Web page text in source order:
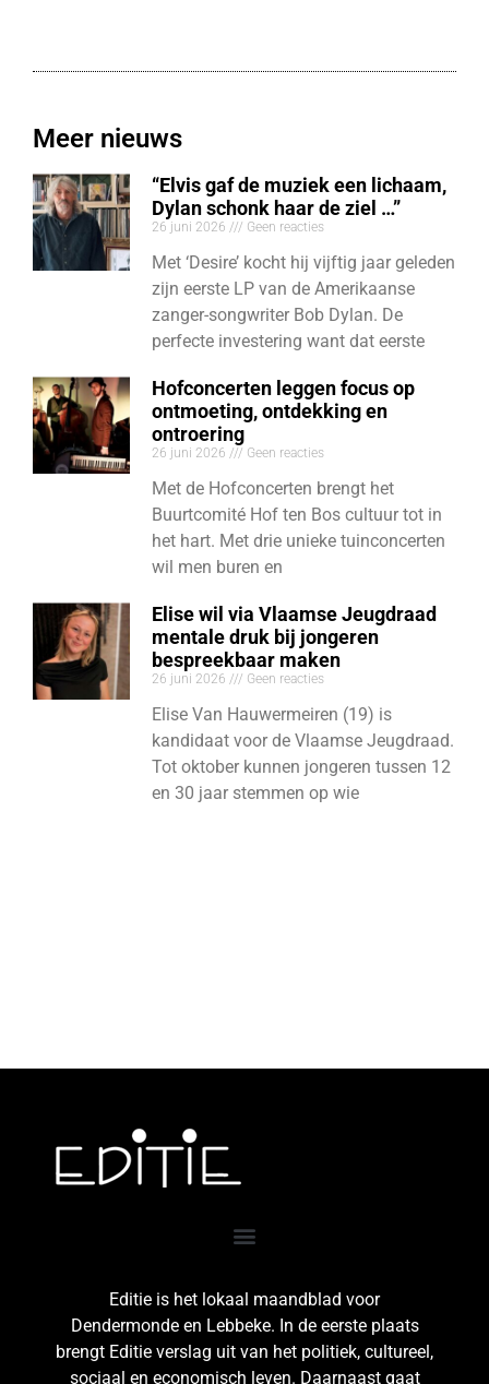
Meer nieuws
“Elvis gaf de muziek een lichaam,
Dylan schonk haar de ziel …”
26 juni 2026 Geen reacties
Met ‘Desire’ kocht hij vijftig jaar geleden
zijn eerste LP van de Amerikaanse
zanger-songwriter Bob Dylan. De
perfecte investering want dat eerste
Hofconcerten leggen focus op
ontmoeting, ontdekking en
ontroering
26 juni 2026 Geen reacties
Met de Hofconcerten brengt het
Buurtcomité Hof ten Bos cultuur tot in
het hart. Met drie unieke tuinconcerten
wil men buren en
Elise wil via Vlaamse Jeugdraad
mentale druk bij jongeren
bespreekbaar maken
26 juni 2026 Geen reacties
Elise Van Hauwermeiren (19) is
kandidaat voor de Vlaamse Jeugdraad.
Tot oktober kunnen jongeren tussen 12
en 30 jaar stemmen op wie
Editie is het lokaal maandblad voor
Dendermonde en Lebbeke. In de eerste plaats
brengt Editie verslag uit van het politiek, cultureel,
sociaal en economisch leven. Daarnaast gaat